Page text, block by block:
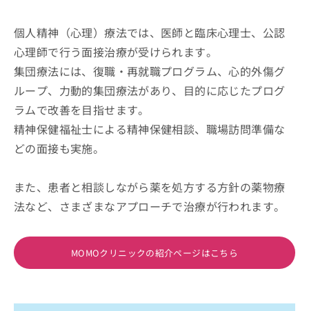
個人精神（心理）療法では、医師と臨床心理士、公認
心理師で行う面接治療が受けられます。
集団療法には、復職・再就職プログラム、心的外傷グ
ループ、力動的集団療法があり、目的に応じたプログ
ラムで改善を目指せます。
精神保健福祉士による精神保健相談、職場訪問準備な
どの面接も実施。
また、患者と相談しながら薬を処方する方針の薬物療
法など、さまざまなアプローチで治療が行われます。
MOMOクリニックの紹介ページはこちら